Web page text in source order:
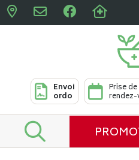
Envoi
ordo
Prise de